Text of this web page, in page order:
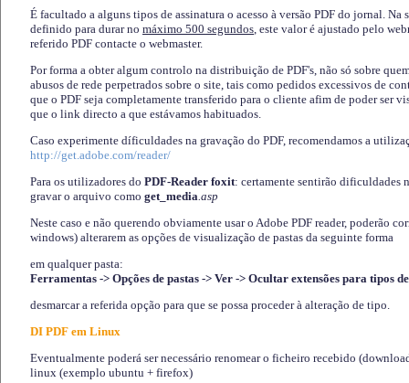
É facultado a alguns tipos de assinatura o acesso à versão PDF do jornal. Na
definido para durar no máximo 500 segundos, este valor é ajustado pelo
referido PDF contacte o webmaster.
Por forma a obter algum controlo na distribuição de PDF's, não só sobre
abusos de rede perpetrados sobre o site, tais como pedidos excessivos de
que o PDF seja completamente transferido para o cliente afim de poder ser
que o link directo a que estávamos habituados.
Caso experimente díficuldades na gravação do PDF, recomendamos a
http://get.adobe.com/reader/
Para os utilizadores do PDF-Reader foxit: certamente sentirão dificuldades
gravar o arquivo como get_media.asp
Neste caso e não querendo obviamente usar o Adobe PDF reader, poderão
windows) alterarem as opções de visualização de pastas da seguinte forma
em qualquer pasta:
Ferramentas -> Opções de pastas -> Ver -> Ocultar extensões para tipos
desmarcar a referida opção para que se possa proceder à alteração de tipo.
DI PDF em Linux
Eventualmente poderá ser necessário renomear o ficheiro recebido
linux (exemplo ubuntu + firefox)